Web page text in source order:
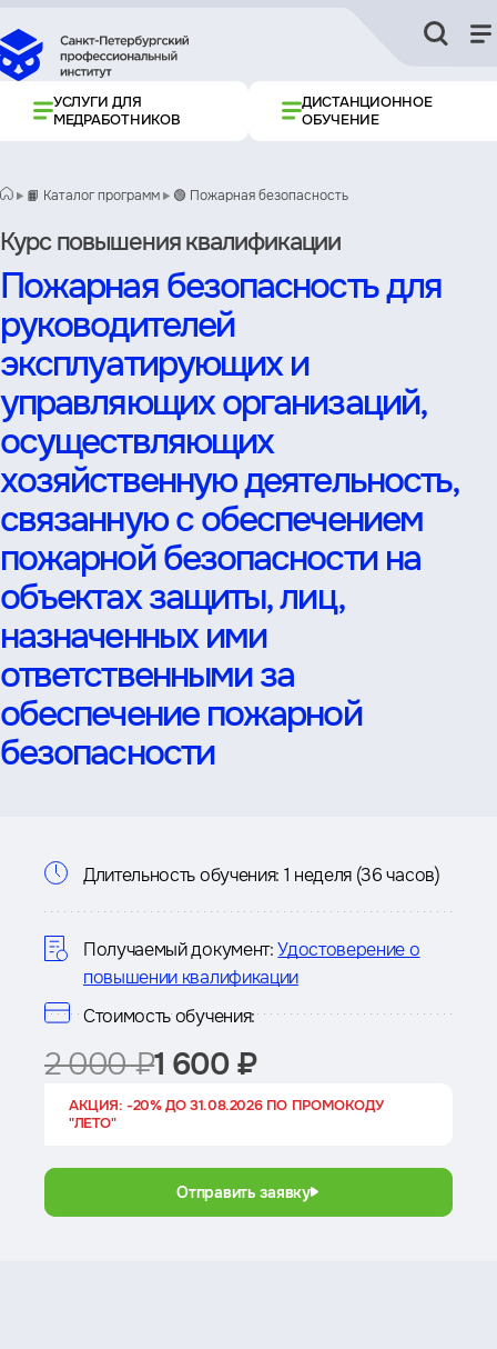
УСЛУГИ ДЛЯ
МЕДРАБОТНИКОВ
ДИСТАНЦИОННОЕ
ОБУЧЕНИЕ
📙 Каталог программ 🟢 Пожарная безопасность
Курс повышения квалификации
Пожарная безопасность для
руководителей
эксплуатирующих и
управляющих организаций,
осуществляющих
хозяйственную деятельность,
связанную с обеспечением
пожарной безопасности на
объектах защиты, лиц,
назначенных ими
ответственными за
обеспечение пожарной
безопасности
Информация
о
курсе
Длительность обучения: 1 неделя (36 часов)
Получаемый документ: Удостоверение о
повышении квалификации
Стоимость обучения:
2 000 ₽1 600 ₽
АКЦИЯ: -20% ДО 31.08.2026 ПО ПРОМОКОДУ
"ЛЕТО"
Отправить заявку